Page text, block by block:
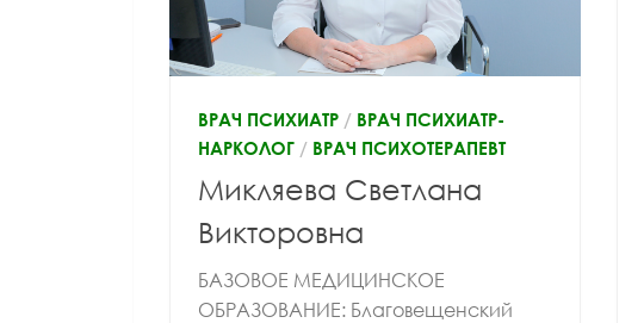
ВРАЧ ПСИХИАТР / ВРАЧ ПСИХИАТР-
НАРКОЛОГ / ВРАЧ ПСИХОТЕРАПЕВТ
Микляева Светлана
Викторовна
БАЗОВОЕ МЕДИЦИНСКОЕ
ОБРАЗОВАНИЕ: Благовещенский